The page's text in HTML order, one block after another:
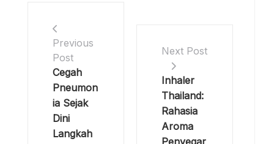
Previous
Post
Cegah
Pneumon
ia Sejak
Dini
Langkah
Next Post
Inhaler
Thailand:
Rahasia
Aroma
Penyegar